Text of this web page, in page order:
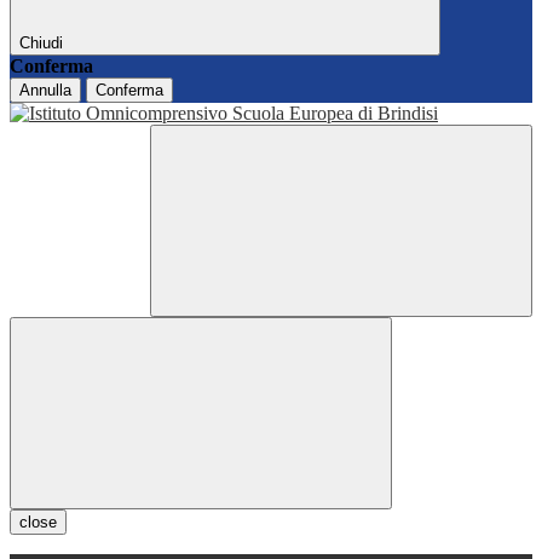
Chiudi
Conferma
Annulla Conferma
close